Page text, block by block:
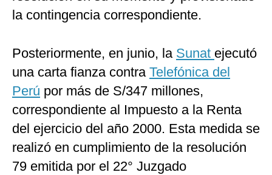
la contingencia correspondiente.
Posteriormente, en junio, la Sunat ejecutó
una carta fianza contra Telefónica del
Perú por más de S/347 millones,
correspondiente al Impuesto a la Renta
del ejercicio del año 2000. Esta medida se
realizó en cumplimiento de la resolución
79 emitida por el 22° Juzgado